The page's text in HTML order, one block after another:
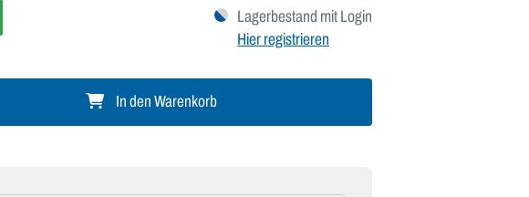
Lagerbestand mit Login
Hier registrieren
In den Warenkorb